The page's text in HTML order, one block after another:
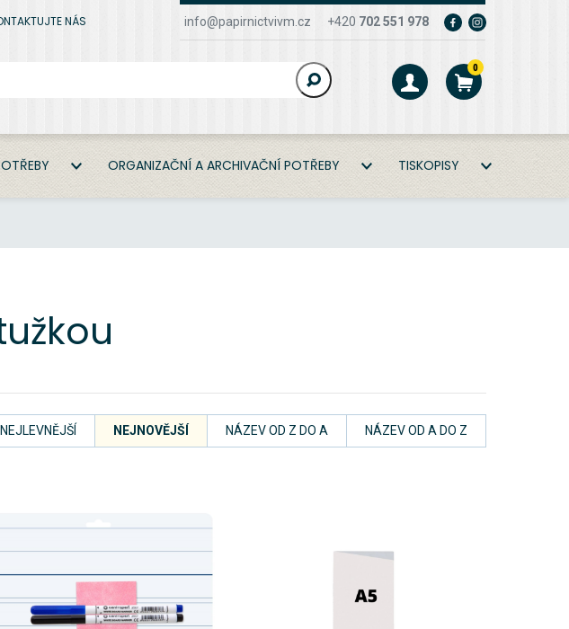
NÁS info@papirnictvivm.cz +420 702 551 978
0
ORGANIZAČNÍ A ARCHIVAČNÍ POTŘEBY TISKOPISY
NEJLEVNĚJŠÍ NEJNOVĚJŠÍ NÁZEV OD Z DO A NÁZEV OD A DO Z